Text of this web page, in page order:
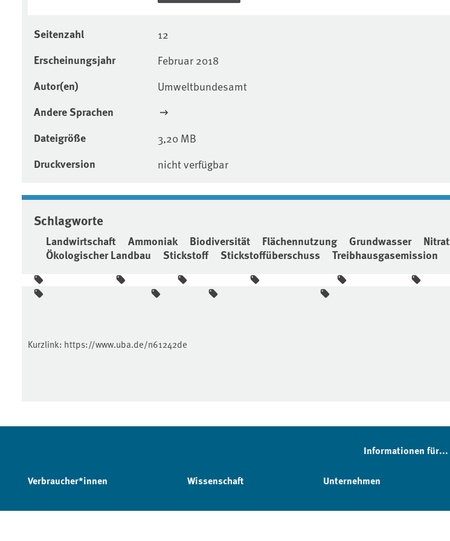
Seitenzahl 12
Erscheinungsjahr Februar 2018
Autor(en) Umweltbundesamt
Andere Sprachen
Dateigröße
3,20 MB
Druckversion nicht verfügbar
Schlagworte
Landwirtschaft Ammoniak Biodiversität Flächennutzung Grundwasser
Nitrat
Ökologischer Landbau
Stickstoff Stickstoffüberschuss Treibhausgasemission
Kurzlink: https://www.uba.de/n61242de
Informationen für...
Verbraucher*innen Wissenschaft Unternehmen